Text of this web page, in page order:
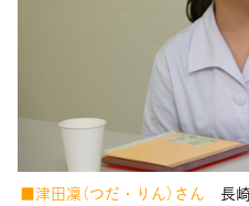
■津田凜（つだ・りん）さん 長